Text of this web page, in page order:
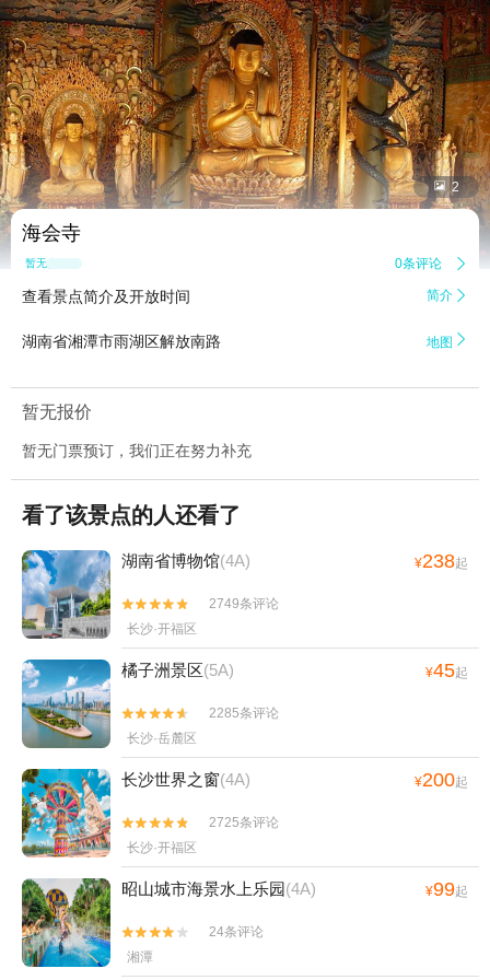
 2
海会寺
暂无点评 0条评论 
查看景点简介及开放时间 简介 
湖南省湘潭市雨湖区解放南路 地图 
暂无报价
暂无门票预订，我们正在努力补充
看了该景点的人还看了
湖南省博物馆(4A) ¥238起


2749条评论
长沙·开福区
橘子洲景区(5A) ¥45起


2285条评论
长沙·岳麓区
长沙世界之窗(4A) ¥200起


2725条评论
长沙·开福区
昭山城市海景水上乐园(4A) ¥99起


24条评论
湘潭
